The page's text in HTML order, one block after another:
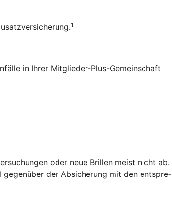
1
in Ihrer Mitglieder-Plus-Gemeinschaft
oder neue Brillen meist nicht ab.
gegenüber der Absicherung mit den entspre­